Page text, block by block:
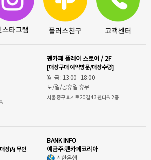
펜카페 플레이 스토어 / 2F
[매장구매 예약방문/매장수령]
월-금 : 13:00 - 18:00
토/일/공휴일 휴무
서울 중구 퇴계로 20길 43 펜타워 2층
장內 무인
BANK INFO
예금주:펜카페코리아